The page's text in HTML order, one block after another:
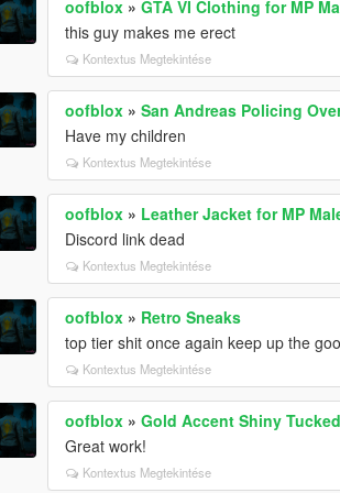
oofblox »GTA VI Clothing for MP
this guy makes me erect
Kontextus Megtekintése
oofblox »San Andreas Policing
Have my children
Kontextus Megtekintése
oofblox » Leather Jacket for MP
Discord link dead
Kontextus Megtekintése
oofblox » Retro Sneaks
top tier shit once again keep up the
Kontextus Megtekintése
oofblox »Gold Accent Shiny
Great work!
Kontextus Megtekintése